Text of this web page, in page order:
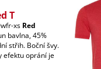
T
xs Red
bavlna, 45%
střih. Boční švy.
efektu oprání je